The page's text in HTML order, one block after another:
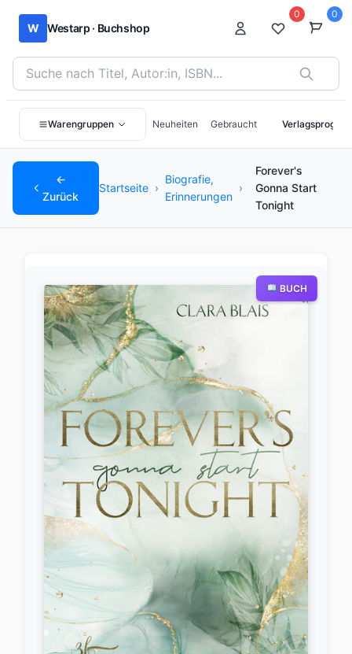
W Westarp · Buchshop
Bücher suchen nach Titel, Autor:in oder ISBN
0 0
Warengruppen Neuheiten Gebraucht
←
Zurück
Startseite ›
Biografie,
Erinnerungen
›
Forever's
Gonna Start
Tonight
BUCH